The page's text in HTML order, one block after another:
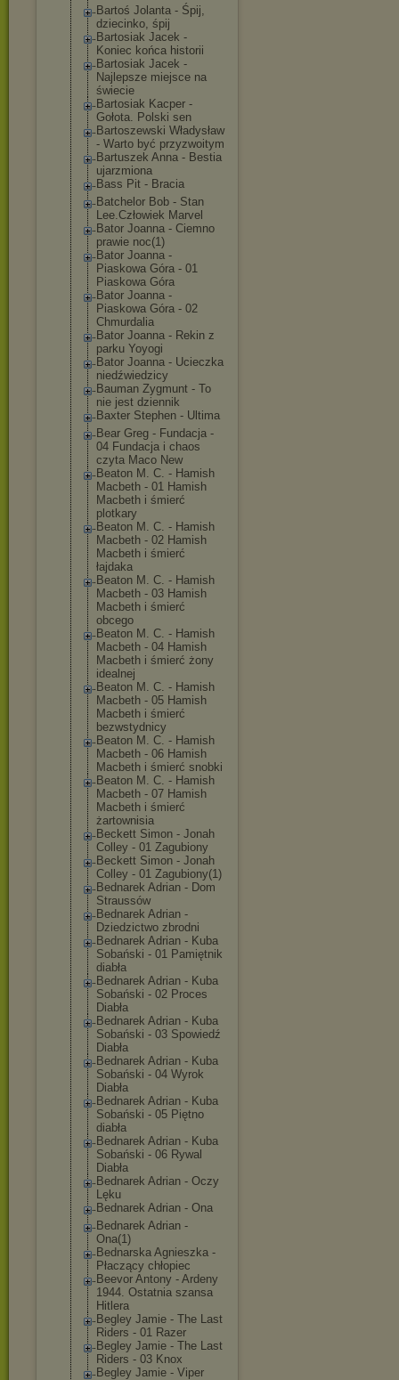
Bartoś Jolanta - Śpij,
dziecinko, śpij
Bartosiak Jacek -
Koniec końca historii
Bartosiak Jacek -
Najlepsze miejsce na
świecie
Bartosiak Kacper -
Gołota. Polski sen
Bartoszewski Władysław
- Warto być przyzwoitym
Bartuszek Anna - Bestia
ujarzmiona
Bass Pit - Bracia
Batchelor Bob - Stan
Lee.Człowiek Marvel
Bator Joanna - Ciemno
prawie noc(1)
Bator Joanna -
Piaskowa Góra - 01
Piaskowa Góra
Bator Joanna -
Piaskowa Góra - 02
Chmurdalia
Bator Joanna - Rekin z
parku Yoyogi
Bator Joanna - Ucieczka
niedźwiedzicy
Bauman Zygmunt - To
nie jest dziennik
Baxter Stephen - Ultima
Bear Greg - Fundacja -
04 Fundacja i chaos
czyta Maco New
Beaton M. C. - Hamish
Macbeth - 01 Hamish
Macbeth i śmierć
plotkary
Beaton M. C. - Hamish
Macbeth - 02 Hamish
Macbeth i śmierć
łajdaka
Beaton M. C. - Hamish
Macbeth - 03 Hamish
Macbeth i śmierć
obcego
Beaton M. C. - Hamish
Macbeth - 04 Hamish
Macbeth i śmierć żony
idealnej
Beaton M. C. - Hamish
Macbeth - 05 Hamish
Macbeth i śmierć
bezwstydnicy
Beaton M. C. - Hamish
Macbeth - 06 Hamish
Macbeth i śmierć snobki
Beaton M. C. - Hamish
Macbeth - 07 Hamish
Macbeth i śmierć
żartownisia
Beckett Simon - Jonah
Colley - 01 Zagubiony
Beckett Simon - Jonah
Colley - 01 Zagubiony(1)
Bednarek Adrian - Dom
Straussów
Bednarek Adrian -
Dziedzictwo zbrodni
Bednarek Adrian - Kuba
Sobański - 01 Pamiętnik
diabła
Bednarek Adrian - Kuba
Sobański - 02 Proces
Diabła
Bednarek Adrian - Kuba
Sobański - 03 Spowiedź
Diabła
Bednarek Adrian - Kuba
Sobański - 04 Wyrok
Diabła
Bednarek Adrian - Kuba
Sobański - 05 Piętno
diabła
Bednarek Adrian - Kuba
Sobański - 06 Rywal
Diabła
Bednarek Adrian - Oczy
Lęku
Bednarek Adrian - Ona
Bednarek Adrian -
Ona(1)
Bednarska Agnieszka -
Płaczący chłopiec
Beevor Antony - Ardeny
1944. Ostatnia szansa
Hitlera
Begley Jamie - The Last
Riders - 01 Razer
Begley Jamie - The Last
Riders - 03 Knox
Begley Jamie - Viper